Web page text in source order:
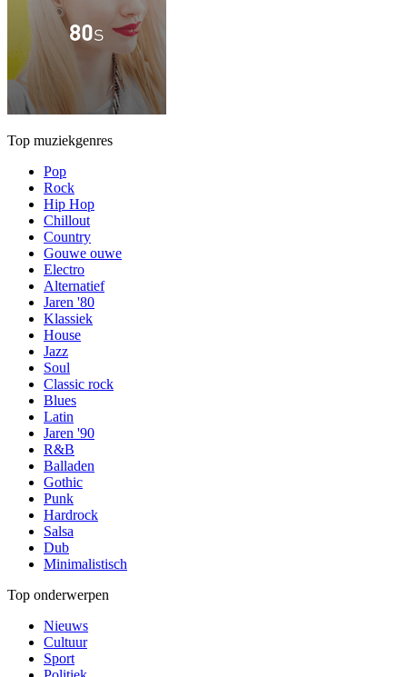
Top muziekgenres
Pop
Rock
Hip Hop
Chillout
Country
Gouwe ouwe
Electro
Alternatief
Jaren '80
Klassiek
House
Jazz
Soul
Classic rock
Blues
Latin
Jaren '90
R&B
Balladen
Gothic
Punk
Hardrock
Salsa
Dub
Minimalistisch
Top onderwerpen
Nieuws
Cultuur
Sport